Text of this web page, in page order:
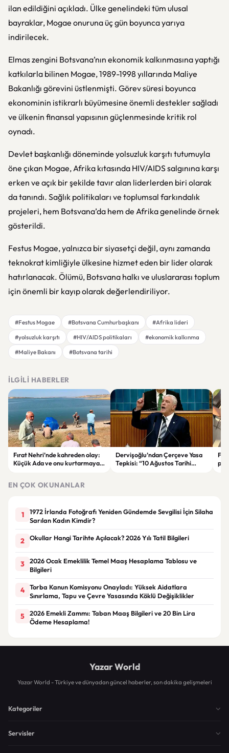
ilan edildiğini açıkladı. Ülke genelindeki tüm ulusal
bayraklar, Mogae onuruna üç gün boyunca yarıya
indirilecek.
Elmas zengini Botsvana’nın ekonomik kalkınmasına yaptığı
katkılarla bilinen Mogae, 1989-1998 yıllarında Maliye
Bakanlığı görevini üstlenmişti. Görev süresi boyunca
ekonominin istikrarlı büyümesine önemli destekler sağladı
ve ülkenin finansal yapısının güçlenmesinde kritik rol
oynadı.
Devlet başkanlığı döneminde yolsuzluk karşıtı tutumuyla
öne çıkan Mogae, Afrika kıtasında HIV/AIDS salgınına karşı
erken ve açık bir şekilde tavır alan liderlerden biri olarak
da tanındı. Sağlık politikaları ve toplumsal farkındalık
projeleri, hem Botsvana’da hem de Afrika genelinde örnek
gösterildi.
Festus Mogae, yalnızca bir siyasetçi değil, aynı zamanda
teknokrat kimliğiyle ülkesine hizmet eden bir lider olarak
hatırlanacak. Ölümü, Botsvana halkı ve uluslararası toplum
için önemli bir kayıp olarak değerlendiriliyor.
#Festus Mogae #Botsvana Cumhurbaşkanı
#Afrika lideri
#yolsuzluk karşıtı
#HIV/AIDS politikaları
#ekonomik kalkınma
#Maliye Bakanı
#Botsvana tarihi
İLGILI HABERLER
Fırat Nehri’nde kahreden olay:
Küçük Ada ve onu kurtarmaya
Dervişoğlu’ndan Çerçeve Yasa
Tepkisi: “10 Ağustos Tarihi
EN ÇOK OKUNANLAR
1
1972 İrlanda Fotoğrafı Yeniden Gündemde Sevgilisi İçin Silaha
Sarılan Kadın Kimdir?
2 Okullar Hangi Tarihte Açılacak? 2026 Yılı Tatil Bilgileri
3
2026 Ocak Emeklilik Temel Maaş Hesaplama Tablosu ve
Bilgileri
4
Torba Kanun Komisyonu Onayladı: Yüksek Aidatlara
Sınırlama, Tapu ve Çevre Yasasında Köklü Değişiklikler
5
2026 Emekli Zammı: Taban Maaş Bilgileri ve 20 Bin Lira
Ödeme Hesaplama!
Yazar World
Yazar World - Türkiye ve dünyadan güncel haberler, son dakika gelişmeleri
Kategoriler
Servisler